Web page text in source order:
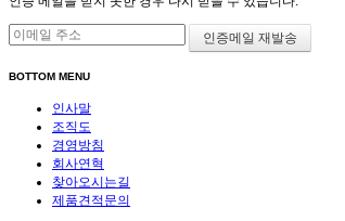
BOTTOM MENU
인사말
조직도
경영방침
회사연혁
찾아오시는길
제품견적문의